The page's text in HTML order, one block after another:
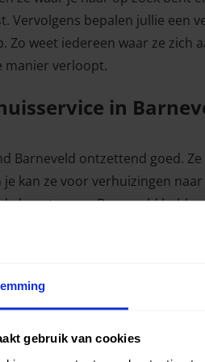
gebruik van cookies
Vervolgens bepalen jullie een
weet iedereen waar ze zich
manier verloopt.
in
Barneveld ontzettend goed.
kan ze voor verhuizingen
buurten van Barneveld
Buitengebied